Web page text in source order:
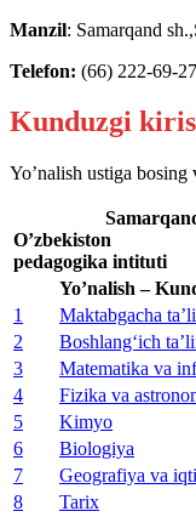
Manzil: Samarqand
Telefon: (66) 222-69-27
Kunduzgi
Yo’nalish ustiga
Samarqand
pedagogika intituti
Yo’nalish –
1
Maktabgacha
2
Boshlang‘ich
3
Matematika va
4
Fizika va
5
Kimyo
6
Biologiya
7
Geografiya va
8
Tarix